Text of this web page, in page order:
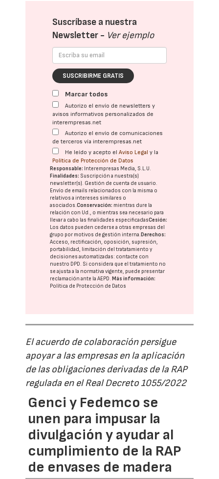
Suscríbase a nuestra
Newsletter - Ver ejemplo
SUSCRIBIRME GRATIS
Marcar todos
Autorizo el envío de newsletters y
avisos informativos personalizados de
interempresas.net
Autorizo el envío de comunicaciones
de terceros vía interempresas.net
He leído y acepto elAviso Legal y la
Política de Protección de Datos
Responsable: Interempresas Media, S.L.U.
Finalidades: Suscripción a nuestra(s)
newsletter(s). Gestión de cuenta de usuario.
Envío de emails relacionados con la misma o
relativos a intereses similares o
asociados.Conservación: mientras dure la
relación con Ud., o mientras sea necesario para
llevar a cabo las finalidades especificadasCesión:
Los datos pueden cederse a otras empresas del
grupo por motivos de gestión interna.Derechos:
Acceso, rectificación, oposición, supresión,
portabilidad, limitación del tratatamiento y
decisiones automatizadas: contacte con
nuestro DPD. Si considera que el tratamiento no
se ajusta a la normativa vigente, puede presentar
reclamación ante laAEPD.Más información:
Política de Protección de Datos
El acuerdo de colaboración persigue
apoyar a las empresas en la aplicación
de las obligaciones derivadas de la RAP
regulada en el Real Decreto 1055/2022
Genci y Fedemco se
unen para impusar la
divulgación y ayudar al
cumplimiento de la RAP
de envases de madera